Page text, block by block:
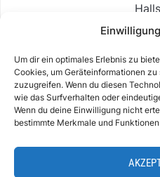
Um dir ein optimales Erlebnis zu
Cookies, um Geräteinformationen
zuzugreifen. Wenn du diesen
wie das Surfverhalten oder
Wenn du deine Einwilligung nicht
bestimmte Merkmale und
IMPRESSUM &